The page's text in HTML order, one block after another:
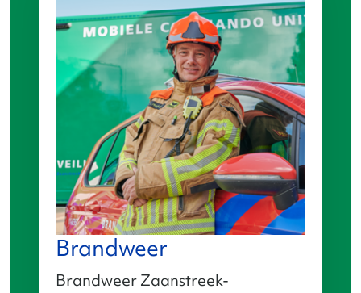
Brandweer
Brandweer Zaanstreek-